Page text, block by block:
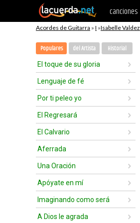
canciones
Acordes de Guitarra » I »Isabelle Valdez
Populares del Artista Historial
El toque de su gloria
Lenguaje de fé
Por ti peleo yo
El Regresará
El Calvario
Aferrada
Una Oración
Apóyate en mí
Imaginando como será
A Dios le agrada